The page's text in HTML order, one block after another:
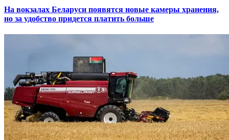
На вокзалах Беларуси появятся новые камеры хранения,
но за удобство придется платить больше